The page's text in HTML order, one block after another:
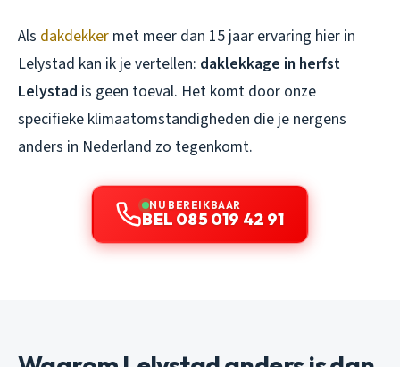
Als dakdekker met meer dan 15 jaar ervaring hier in
Lelystad kan ik je vertellen: daklekkage in herfst
Lelystad is geen toeval. Het komt door onze
specifieke klimaatomstandigheden die je nergens
anders in Nederland zo tegenkomt.
NU BEREIKBAAR
BEL 085 019 42 91